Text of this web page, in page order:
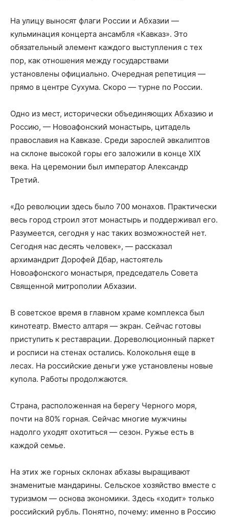
На улицу выносят флаги России и Абхазии —
кульминация концерта ансамбля «Кавказ». Это
обязательный элемент каждого выступления с тех
пор, как отношения между государствами
установлены официально. Очередная репетиция —
прямо в центре Сухума. Скоро — турне по России.
Одно из мест, исторически объединяющих Абхазию и
Россию, — Новоафонский монастырь, цитадель
православия на Кавказе. Среди зарослей эвкалиптов
на склоне высокой горы его заложили в конце XIX
века. На церемонии был император Александр
Третий.
«До революции здесь было 700 монахов. Практически
весь город строил этот монастырь и поддерживал его.
Разумеется, сегодня у нас таких возможностей нет.
Сегодня нас десять человек», — рассказал
архимандрит Дорофей Дбар, настоятель
Новоафонского монастыря, председатель Совета
Священной митрополии Абхазии.
В советское время в главном храме комплекса был
кинотеатр. Вместо алтаря — экран. Сейчас готовы
приступить к реставрации. Дореволюционный паркет
и росписи на стенах остались. Колокольня еще в
лесах. На российские деньги уже установлены новые
купола. Работы продолжаются.
Страна, расположенная на берегу Черного моря,
почти на 80% горная. Сейчас многие мужчины
надолго уходят охотиться — сезон. Ружье есть в
каждой семье.
На этих же горных склонах абхазы выращивают
знаменитые мандарины. Сельское хозяйство вместе с
туризмом — основа экономики. Здесь «ходит» только
российский рубль. Понятно, почему: именно в Россию